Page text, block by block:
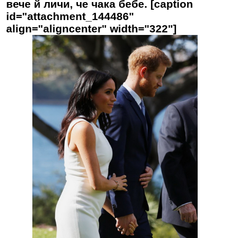
вече й личи, че чака бебе. [caption
id="attachment_144486"
align="aligncenter" width="322"]